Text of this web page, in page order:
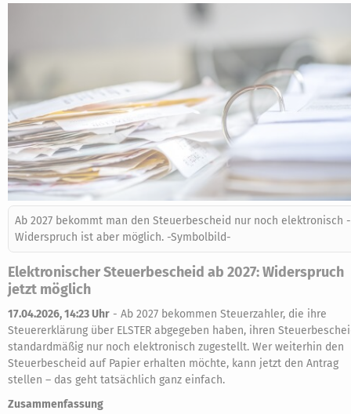
Ab 2027 bekommt man den Steuerbescheid nur noch elektronisch -
Widerspruch ist aber möglich. -Symbolbild-
Elektronischer Steuerbescheid ab 2027: Widerspruch
jetzt möglich
17.04.2026, 14:23 Uhr - Ab 2027 bekommen Steuerzahler, die ihre
Steuererklärung über ELSTER abgegeben haben, ihren
standardmäßig nur noch elektronisch zugestellt. Wer weiterhin den
Steuerbescheid auf Papier erhalten möchte, kann jetzt den Antrag
stellen – das geht tatsächlich ganz einfach.
Zusammenfassung